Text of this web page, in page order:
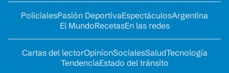
PolicialesPasión DeportivaEspectáculosArgentina
El MundoRecetasEn las redes
Cartas del lectorOpinionSocialesSaludTecnología
TendenciaEstado del tránsito